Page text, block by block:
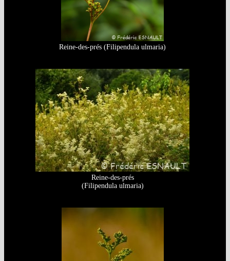
Reine-des-prés (Filipendula ulmaria)
Reine-des-prés
(Filipendula ulmaria)